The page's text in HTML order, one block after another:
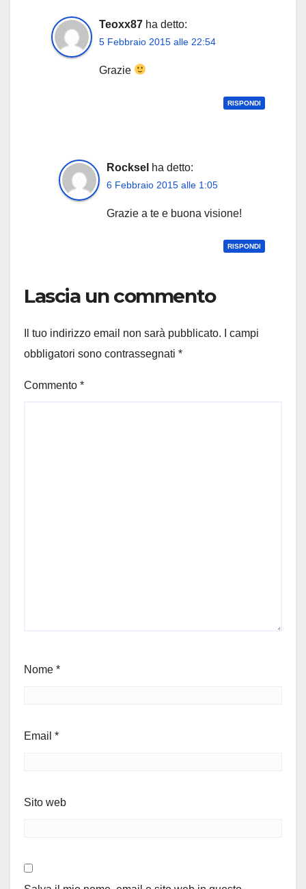
Teoxx87 ha detto:
5 Febbraio 2015 alle 22:54
Grazie
RISPONDI
Rocksel ha detto:
6 Febbraio 2015 alle 1:05
Grazie a te e buona visione!
RISPONDI
Lascia un commento
Il tuo indirizzo email non sarà pubblicato.
I campi
obbligatori sono contrassegnati *
Commento *
Nome *
Email *
Sito web